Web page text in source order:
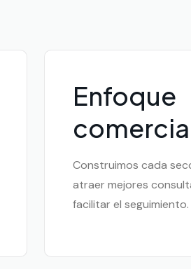
Enfoque
Construimos cada
atraer mejores
facilitar el seguimiento.